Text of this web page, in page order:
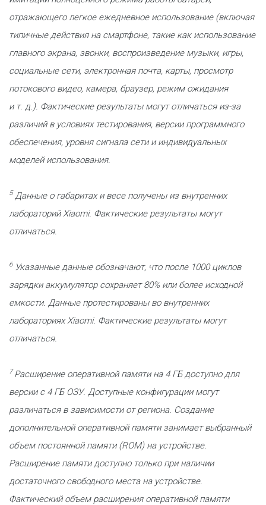
отражающего легкое ежедневное использование (включая
типичные действия на смартфоне, такие как использование
главного экрана, звонки, воспроизведение музыки, игры,
социальные сети, электронная почта, карты, просмотр
потокового видео, камера, браузер, режим ожидания
и т. д.). Фактические результаты могут отличаться из-за
различий в условиях тестирования, версии программного
обеспечения, уровня сигнала сети и индивидуальных
моделей использования.
5Данные о габаритах и весе получены из внутренних
лабораторий Xiaomi. Фактические результаты могут
отличаться.
6Указанные данные обозначают, что после 1000 циклов
зарядки аккумулятор сохраняет 80% или более исходной
емкости. Данные протестированы во внутренних
лабораториях Xiaomi. Фактические результаты могут
отличаться.
7Расширение оперативной памяти на 4 ГБ доступно для
версии с 4 ГБ ОЗУ. Доступные конфигурации могут
различаться в зависимости от региона. Создание
дополнительной оперативной памяти занимает выбранный
объем постоянной памяти (ROM) на устройстве.
Расширение памяти доступно только при наличии
достаточного свободного места на устройстве.
Фактический объем расширения оперативной памяти